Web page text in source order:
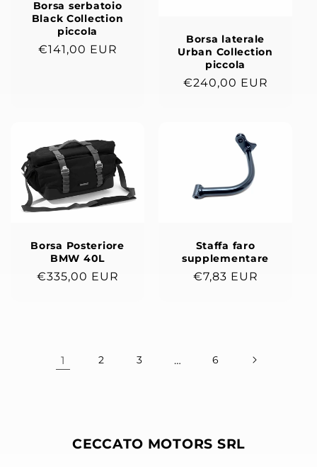
Borsa serbatoio
Black Collection
piccola
Prezzo
€141,00 EUR
Borsa laterale
Urban Collection
piccola
Prezzo
€240,00 EUR
Borsa Posteriore
BMW 40L
Prezzo
€335,00 EUR
Staffa faro
supplementare
Prezzo
€7,83 EUR
1 2 3 … 6
CECCATO MOTORS SRL